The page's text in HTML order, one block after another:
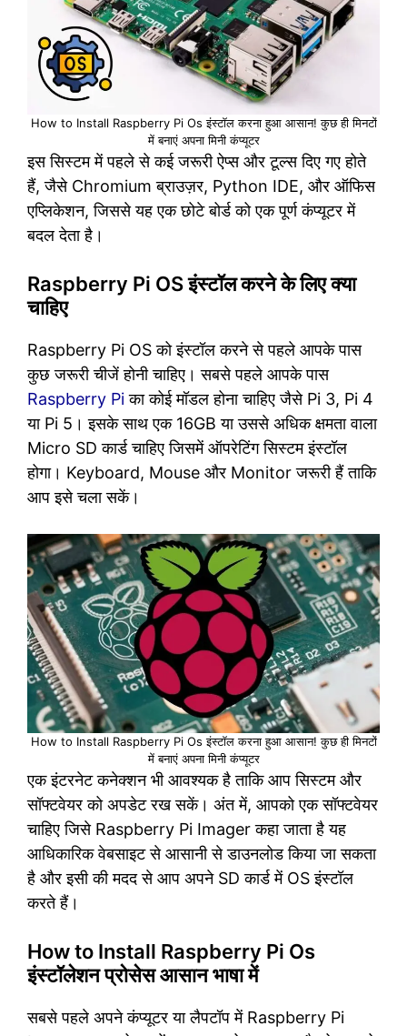
How to Install Raspberry Pi Os इंस्टॉल करना हुआ आसान! कुछ ही मिनटों
में बनाएं अपना मिनी कंप्यूटर
इस सिस्टम में पहले से कई जरूरी ऐप्स और टूल्स दिए गए होते
हैं, जैसे Chromium ब्राउज़र, Python IDE, और ऑफिस
एप्लिकेशन, जिससे यह एक छोटे बोर्ड को एक पूर्ण कंप्यूटर में
बदल देता है।
Raspberry Pi OS इंस्टॉल करने के लिए क्या
चाहिए
Raspberry Pi OS को इंस्टॉल करने से पहले आपके पास
कुछ जरूरी चीजें होनी चाहिए। सबसे पहले आपके पास
Raspberry Piका कोई मॉडल होना चाहिए जैसे Pi 3, Pi 4
या Pi 5। इसके साथ एक 16GB या उससे अधिक क्षमता वाला
Micro SD कार्ड चाहिए जिसमें ऑपरेटिंग सिस्टम इंस्टॉल
होगा। Keyboard, Mouse और Monitor जरूरी हैं ताकि
आप इसे चला सकें।
How to Install Raspberry Pi Os इंस्टॉल करना हुआ आसान! कुछ ही मिनटों
में बनाएं अपना मिनी कंप्यूटर
एक इंटरनेट कनेक्शन भी आवश्यक है ताकि आप सिस्टम और
सॉफ्टवेयर को अपडेट रख सकें। अंत में, आपको एक सॉफ्टवेयर
चाहिए जिसे Raspberry Pi Imager कहा जाता है यह
आधिकारिक वेबसाइट से आसानी से डाउनलोड किया जा सकता
है और इसी की मदद से आप अपने SD कार्ड में OS इंस्टॉल
करते हैं।
How to Install Raspberry Pi Os
इंस्टॉलेशन प्रोसेस आसान भाषा में
सबसे पहले अपने कंप्यूटर या लैपटॉप में Raspberry Pi